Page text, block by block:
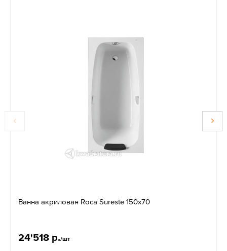
Ванна акриловая Roca Sureste 150х70
24'518 р./шт